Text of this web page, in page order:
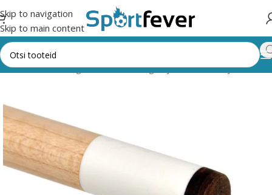
Skip to navigation
Skip to main content
Esileht Kõik kategooriad Lauamängud ja vahendid Piljard Kiid